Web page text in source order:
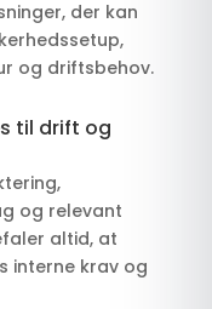
der kan
og driftsbehov.
til drift og
og relevant
altid, at
interne krav og